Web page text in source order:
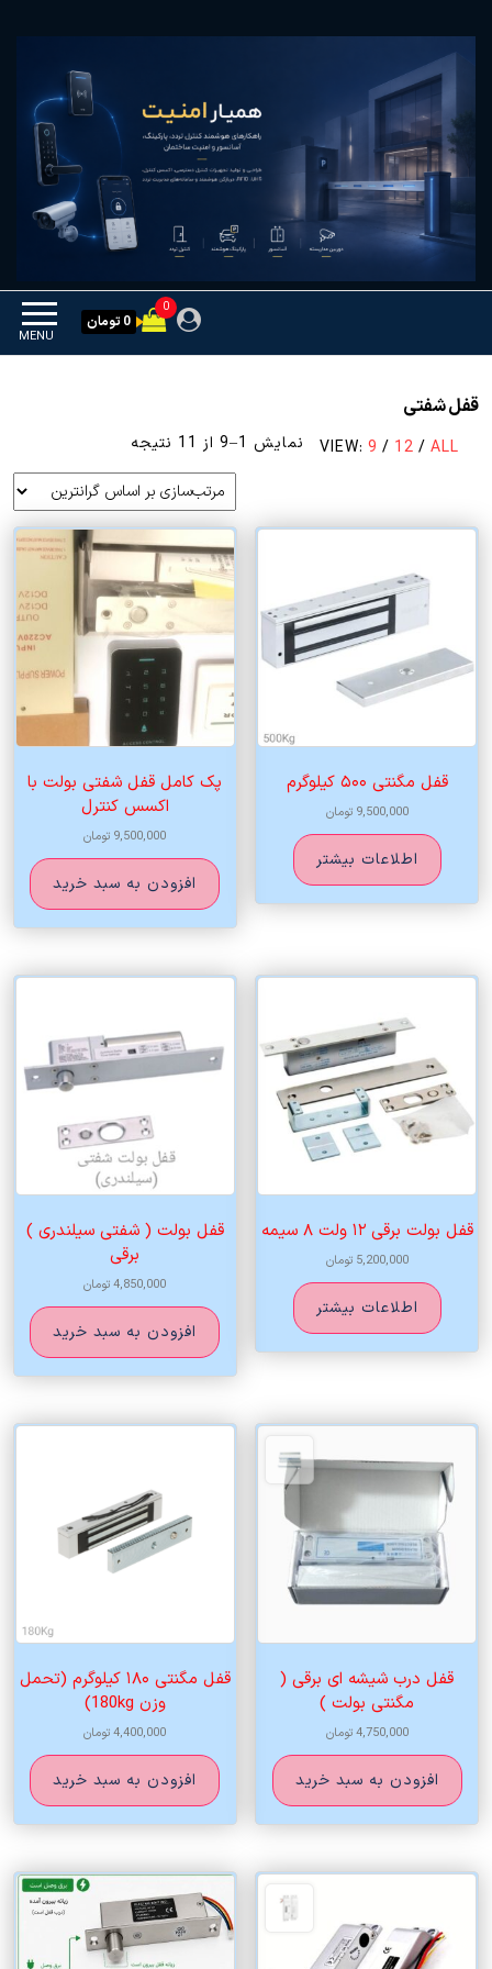
همیار امنیت
MENU
0
0 تومان
قفل شفتی
VIEW: 9 / 12 / ALL نمایش 1–9 از 11 نتیجه
بر
اساس
قیمت:
زیاد
به
کم
قفل مگنتی ۵۰۰ کیلوگرم
9,500,000 تومان
اطلاعات بیشتر
پک کامل قفل شفتی بولت با
اکسس کنترل
9,500,000 تومان
افزودن به سبد خرید
قفل بولت برقی ۱۲ ولت ۸ سیمه
5,200,000 تومان
اطلاعات بیشتر
قفل بولت ( شفتی سیلندری )
برقی
4,850,000تومان
افزودن به سبد خرید
قفل درب شیشه ای برقی (
مگنتی بولت )
4,750,000تومان
افزودن به سبد خرید
قفل مگنتی ۱۸۰ کیلوگرم (تحمل
وزن 180kg)
4,400,000تومان
افزودن به سبد خرید